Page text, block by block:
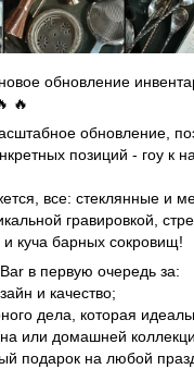
обновление
🔥
обновление,
позиций - гоу к
все: стеклянные и
гравировкой,
куча барных сокровищ!
в первую очередь за:
и качество;
дела, которая
или домашней
подарок на любой